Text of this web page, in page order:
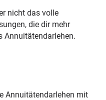
nicht das volle
die dir mehr
Annuitätendarlehen.
Annuitätendarlehen mit